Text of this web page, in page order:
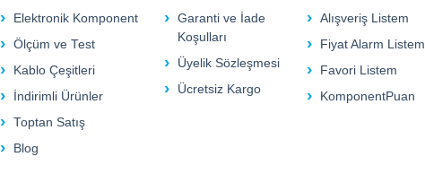
Elektronik Komponent
Ölçüm ve Test
Kablo Çeşitleri
İndirimli Ürünler
Toptan Satış
Blog
Garanti ve İade
Koşulları
Üyelik Sözleşmesi
Ücretsiz Kargo
Alışveriş Listem
Fiyat Alarm Listem
Favori Listem
KomponentPuan